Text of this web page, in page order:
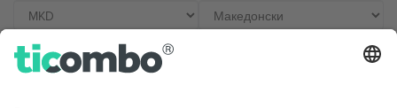
Канцеларии и поддршка